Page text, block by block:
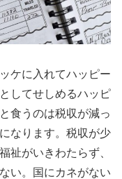
ケに入れてハッピー
してせしめるハッピ
食うのは税収が減っ
なります。税収が少
祉がいきわたらず、
い。国にカネがない